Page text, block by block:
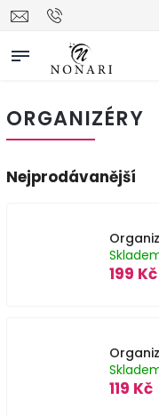
ORGANIZÉRY
Nejprodávanější
199 Kč
119 Kč